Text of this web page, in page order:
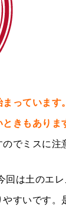
っています
きもありま
でミスに注
回は土のエ
すいです